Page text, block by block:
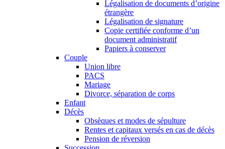
Légalisation de documents d’origine
étrangère
Légalisation de signature
Copie certifiée conforme d’un
document administratif
Papiers à conserver
Couple
Union libre
PACS
Mariage
Divorce, séparation de corps
Enfant
Décès
Obsèques et modes de sépulture
Rentes et capitaux versés en cas de décès
Pension de réversion